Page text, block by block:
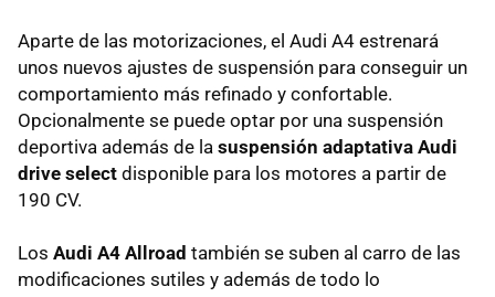
Aparte de las motorizaciones, el Audi A4 estrenará
unos nuevos ajustes de suspensión para conseguir un
comportamiento más refinado y confortable.
Opcionalmente se puede optar por una suspensión
deportiva además de la suspensión adaptativa Audi
drive select disponible para los motores a partir de
190 CV.
Los Audi A4 Allroad también se suben al carro de las
modificaciones sutiles y además de todo lo